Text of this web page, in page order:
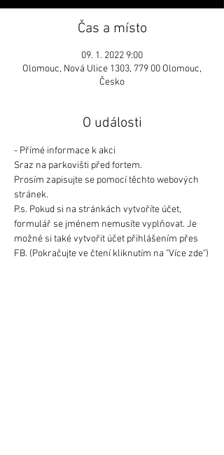
Čas a místo
09. 1. 2022 9:00
Olomouc, Nová Ulice 1303, 779 00 Olomouc,
Česko
O události
- Přímé informace k akci
Sraz na parkovišti před fortem.
Prosím zapisujte se pomocí těchto webových
stránek.
P.s. Pokud si na stránkách vytvoříte účet,
formulář se jménem nemusíte vyplňovat. Je
možné si také vytvořit účet přihlášením přes
FB. (Pokračujte ve čtení kliknutím na "Více zde")